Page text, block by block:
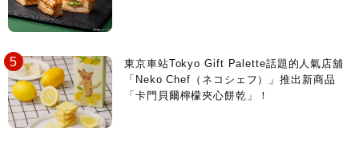
東京車站Tokyo Gift Palette話題的人氣店舖
「Neko Chef（ネコシェフ）」推出新商品
「卡門貝爾檸檬夾心餅乾」！